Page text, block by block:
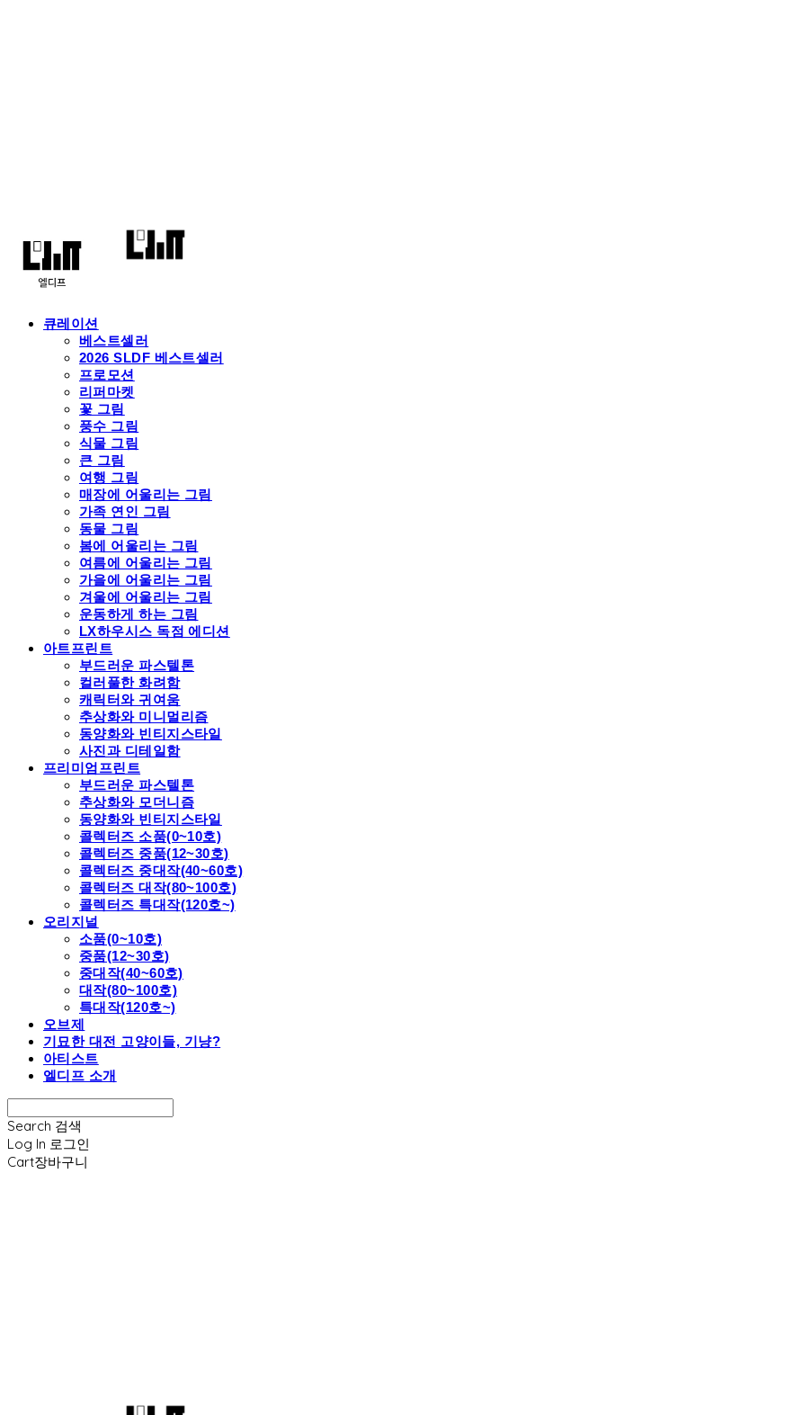
큐레이션
베스트셀러
2026 SLDF 베스트셀러
프로모션
리퍼마켓
꽃 그림
풍수 그림
식물 그림
큰 그림
여행 그림
매장에 어울리는 그림
가족 연인 그림
동물 그림
봄에 어울리는 그림
여름에 어울리는 그림
가을에 어울리는 그림
겨울에 어울리는 그림
운동하게 하는 그림
LX하우시스 독점 에디션
아트프린트
부드러운 파스텔톤
컬러풀한 화려함
캐릭터와 귀여움
추상화와 미니멀리즘
동양화와 빈티지스타일
사진과 디테일함
프리미엄프린트
부드러운 파스텔톤
추상화와 모더니즘
동양화와 빈티지스타일
콜렉터즈 소품(0~10호)
콜렉터즈 중품(12~30호)
콜렉터즈 중대작(40~60호)
콜렉터즈 대작(80~100호)
콜렉터즈 특대작(120호~)
오리지널
소품(0~10호)
중품(12~30호)
중대작(40~60호)
대작(80~100호)
특대작(120호~)
오브제
기묘한 대전 고양이들, 기냥?
아티스트
엘디프 소개
Search 검색
Log In 로그인
Cart장바구니